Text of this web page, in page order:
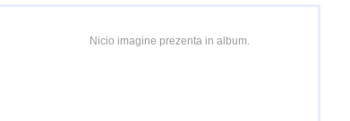
Nicio imagine prezenta in album.